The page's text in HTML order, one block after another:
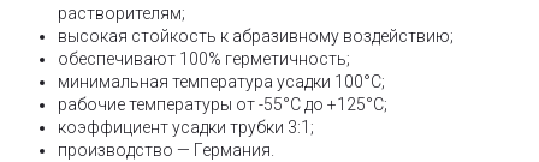
растворителям;
высокая стойкость к абразивному воздействию;
обеспечивают 100% герметичность;
минимальная температура усадки 100°С;
рабочие температуры от -55°С до +125°С;
коэффициент усадки трубки 3:1;
производство — Германия.